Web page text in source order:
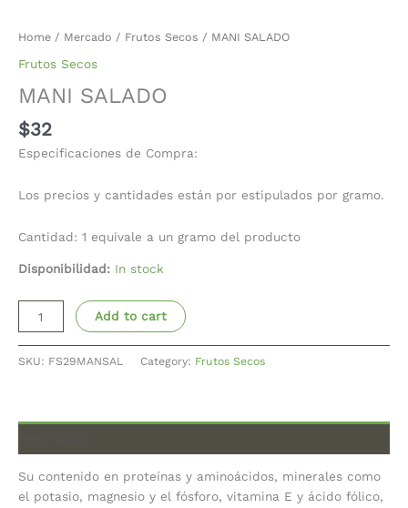
Home / Mercado / Frutos Secos / MANI SALADO
Frutos Secos
MANI SALADO
$32
Especificaciones de Compra:
Los precios y cantidades están por estipulados por gramo.
Cantidad: 1 equivale a un gramo del producto
Disponibilidad: In stock
Add to cart
SKU: FS29MANSAL Category: Frutos Secos
Su contenido en proteínas y aminoácidos, minerales como
el potasio, magnesio y el fósforo, vitamina E y ácido fólico,